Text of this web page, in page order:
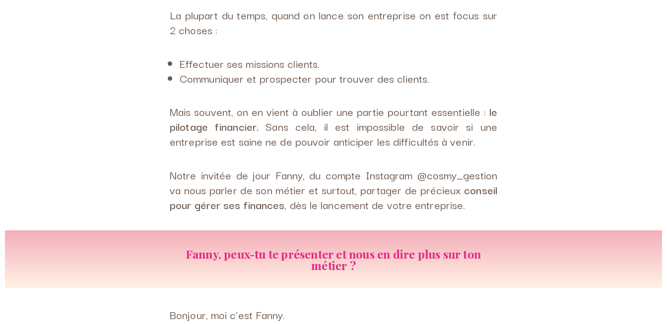
La plupart du temps, quand on lance son entreprise on est focus sur
2 choses :
Effectuer ses missions clients.
Communiquer et prospecter pour trouver des clients.
Mais souvent, on en vient à oublier une partie pourtant essentielle : le
pilotage financier. Sans cela, il est impossible de savoir si une
entreprise est saine ne de pouvoir anticiper les difficultés à venir.
Notre invitée de jour Fanny, du compte Instagram @cosmy_gestion
va nous parler de son métier et surtout, partager de précieux conseil
pour gérer ses finances, dès le lancement de votre entreprise.
Fanny, peux-tu te présenter et nous en dire plus sur ton
métier ?
Bonjour, moi c’est Fanny.